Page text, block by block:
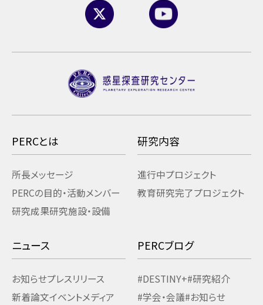
PERCとは
所長メッセージ
PERCの目的・活動メンバー
研究成果研究施設・設備
研究内容
進行中プロジェクト
教育研究完了プロジェクト
ニュース
お知らせプレスリリース
新着論文イベントメディア
PERCブログ
#DESTINY+#研究紹介
#学会・会議#お知らせ